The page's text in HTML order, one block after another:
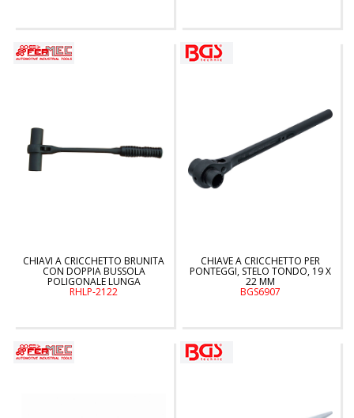
CHIAVI A CRICCHETTO BRUNITA
CON DOPPIA BUSSOLA
POLIGONALE LUNGA
RHLP-2122
CHIAVE A CRICCHETTO PER
PONTEGGI, STELO TONDO, 19 X
22 MM
BGS6907